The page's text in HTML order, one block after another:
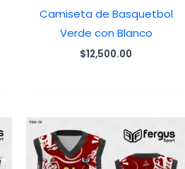
Camiseta de Basquetbol
Verde con Blanco
$12,500.00